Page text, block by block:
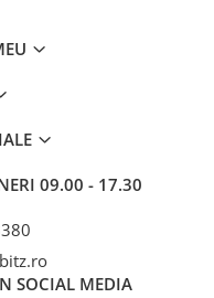
09.00 - 17.30
SOCIAL MEDIA